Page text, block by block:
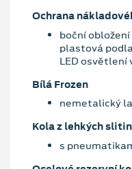
Ochrana
boční
plastová
LED osvětlení
Bílá Frozen
nemetalický
Kola z lehkých
s